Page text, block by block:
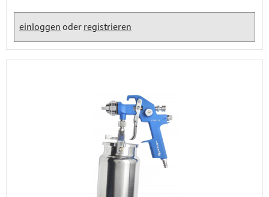
einloggenoderregistrieren